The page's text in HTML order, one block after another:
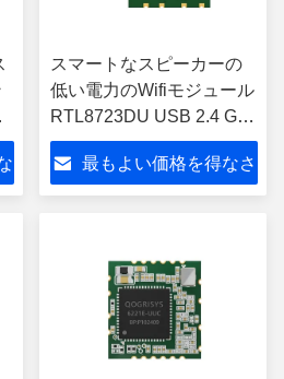
スマートなスピーカーの
低い電力のWifiモジュール
RTL8723DU USB 2.4 Ghz
の無線モジュール
最もよい価格を得なさ